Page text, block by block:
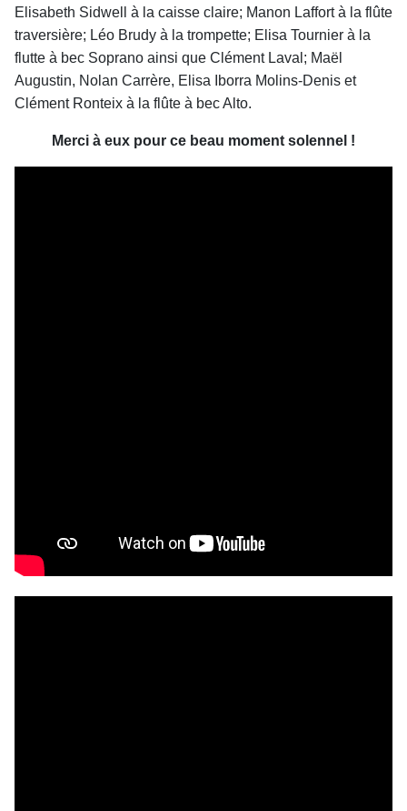
Elisabeth Sidwell à la caisse claire; Manon Laffort à la flûte
traversière; Léo Brudy à la trompette; Elisa Tournier à la
flutte à bec Soprano ainsi que Clément Laval; Maël
Augustin, Nolan Carrère, Elisa Iborra Molins-Denis et
Clément Ronteix à la flûte à bec Alto.
Merci à eux pour ce beau moment solennel !